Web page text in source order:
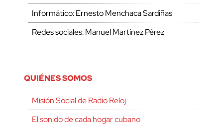
Informático: Ernesto Menchaca Sardiñas
Redes sociales: Manuel Martínez Pérez
QUIÉNES SOMOS
Misión Social de Radio Reloj
El sonido de cada hogar cubano